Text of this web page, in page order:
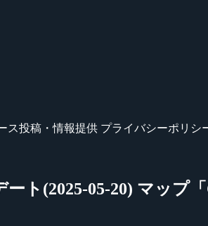
ス投稿・情報提供 プライバシーポリシ
ート(2025-05-20) マップ